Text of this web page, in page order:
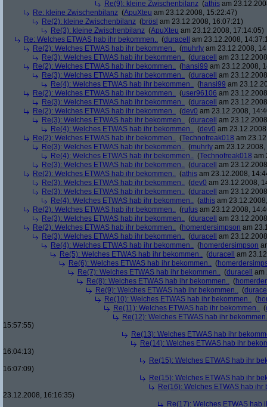
Re(9): kleine Zwischenbilanz (athis am
Re: kleine Zwischenbilanz (ApuXteu am 23.12.2008, 15:22:47)
Re(2): kleine Zwischenbilanz (brösl am 23.12.2008, 16:07:21)
Re(3): kleine Zwischenbilanz (ApuXteu am 23.12.2008, 17:14:05)
Re: Welches ETWAS hab ihr bekommen.. (duracell
am 23.12.2008,
Re(2): Welches ETWAS hab ihr bekommen.. (muhrly am 23.12.2008,
Re(3): Welches ETWAS hab ihr bekommen.. (duracell
am
Re(2): Welches ETWAS hab ihr bekommen.. (hansi99 am 23.12.2008,
Re(3): Welches ETWAS hab ihr bekommen.. (duracell
am
Re(4): Welches ETWAS hab ihr bekommen.. (hansi99 am
Re(2): Welches ETWAS hab ihr bekommen.. (user96106 am
Re(3): Welches ETWAS hab ihr bekommen.. (duracell
am
Re(2): Welches ETWAS hab ihr bekommen.. (dev0 am 23.12.2008,
Re(3): Welches ETWAS hab ihr bekommen.. (duracell
am
Re(4): Welches ETWAS hab ihr bekommen.. (dev0 am
Re(2): Welches ETWAS hab ihr bekommen.. (Technofreak018 am
Re(3): Welches ETWAS hab ihr bekommen.. (muhrly am
Re(4): Welches ETWAS hab ihr bekommen.. (Technofreak018 am
Re(3): Welches ETWAS hab ihr bekommen.. (duracell
am
Re(2): Welches ETWAS hab ihr bekommen.. (athis am 23.12.2008,
Re(3): Welches ETWAS hab ihr bekommen.. (dev0 am 23.12.2008,
Re(3): Welches ETWAS hab ihr bekommen.. (duracell
am
Re(4): Welches ETWAS hab ihr bekommen.. (athis am
Re(2): Welches ETWAS hab ihr bekommen.. (rufus am 23.12.2008,
Re(3): Welches ETWAS hab ihr bekommen.. (duracell
am
Re(2): Welches ETWAS hab ihr bekommen.. (homerdersimpson am
Re(3): Welches ETWAS hab ihr bekommen.. (duracell
am
Re(4): Welches ETWAS hab ihr bekommen.. (homerdersimpson
Re(5): Welches ETWAS hab ihr bekommen.. (duracell
am
Re(6): Welches ETWAS hab ihr bekommen.. (
Re(7): Welches ETWAS hab ihr bekommen.. (duracell
am
Re(8): Welches ETWAS hab ihr bekommen.. (
Re(9): Welches ETWAS hab ihr bekommen.. (
Re(10): Welches ETWAS hab ihr bekommen.. (
Re(11): Welches ETWAS hab ihr bekommen.. (
Re(12): Welches ETWAS hab ihr
15:57:55)
Re(13): Welches ETWAS hab ihr
Re(14): Welches ETWAS hab ihr
16:04:13)
Re(15): Welches ETWAS hab ihr
16:07:09)
Re(15): Welches ETWAS hab ihr
Re(16): Welches ETWAS hab ihr
23.12.2008, 16:16:35)
Re(17): Welches ETWAS hab